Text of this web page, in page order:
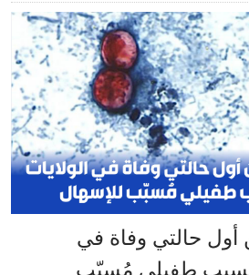
حالتي وفاة في
بسبب طفيلي مُسبّب